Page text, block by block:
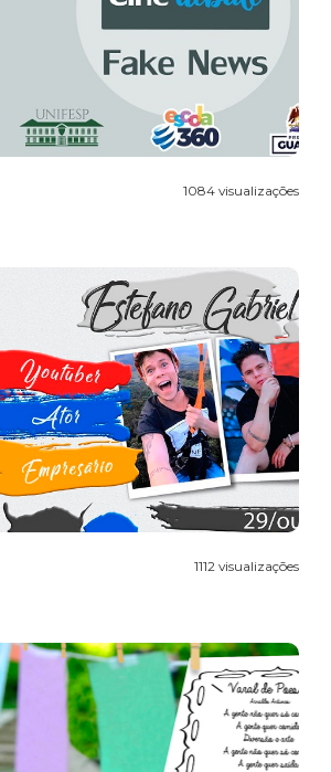
1084 visualizações
1112 visualizações